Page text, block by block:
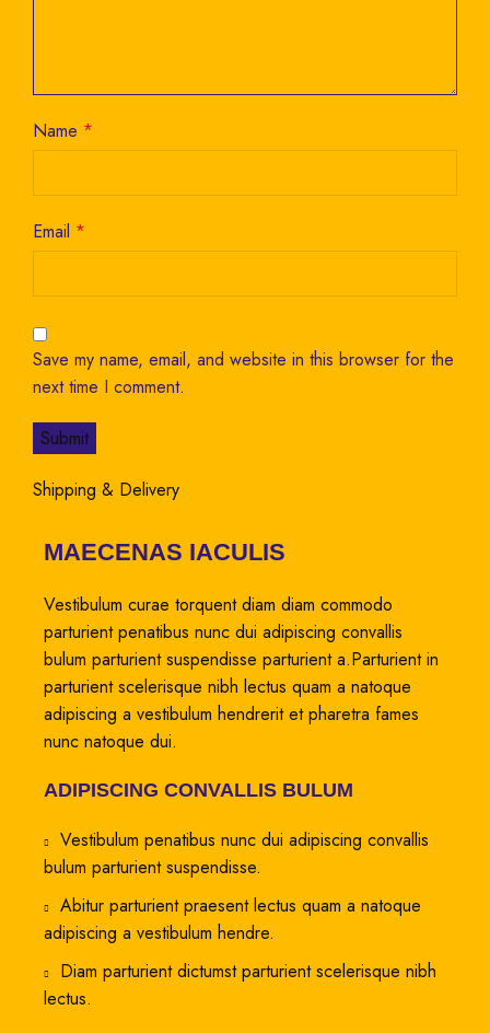
Name *
Email *
Save my name, email, and website in this browser for the
next time I comment.
Shipping & Delivery
MAECENAS IACULIS
Vestibulum curae torquent diam diam commodo
parturient penatibus nunc dui adipiscing convallis
bulum parturient suspendisse parturient a.Parturient in
parturient scelerisque nibh lectus quam a natoque
adipiscing a vestibulum hendrerit et pharetra fames
nunc natoque dui.
ADIPISCING CONVALLIS BULUM
Vestibulum penatibus nunc dui adipiscing convallis
bulum parturient suspendisse.
Abitur parturient praesent lectus quam a natoque
adipiscing a vestibulum hendre.
Diam parturient dictumst parturient scelerisque nibh
lectus.